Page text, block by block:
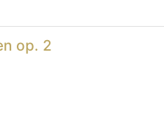
op. 2